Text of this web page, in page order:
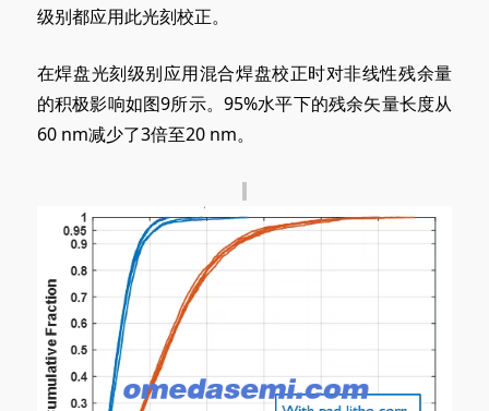
级别都应用此光刻校正。
在焊盘光刻级别应用混合焊盘校正时对非线性残余量
的积极影响如图9所示。95%水平下的残余矢量长度从
60 nm减少了3倍至20 nm。